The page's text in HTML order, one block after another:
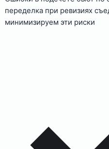
переделка при ревизиях
минимизируем эти риски